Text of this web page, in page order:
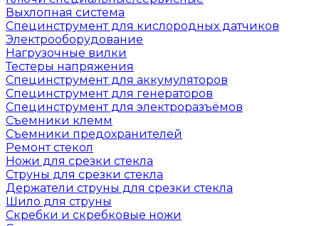
Выхлопная система
Специнструмент для кислородных датчиков
Электрооборудование
Нагрузочные вилки
Тестеры напряжения
Специнструмент для аккумуляторов
Специнструмент для генераторов
Специнструмент для электроразъёмов
Съемники клемм
Съемники предохранителей
Ремонт стекол
Ножи для срезки стекла
Струны для срезки стекла
Держатели струны для срезки стекла
Шило для струны
Скребки и скребковые ножи